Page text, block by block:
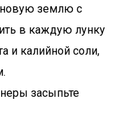
землю с
в каждую лунку
и калийной соли,
засыпьте